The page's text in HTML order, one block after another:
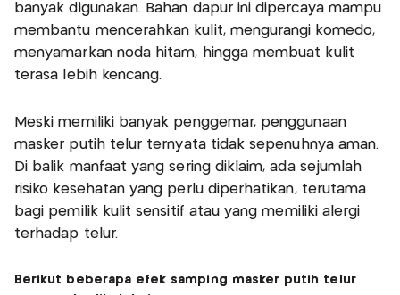
banyak digunakan. Bahan dapur ini dipercaya mampu
membantu mencerahkan kulit, mengurangi komedo,
menyamarkan noda hitam, hingga membuat kulit
terasa lebih kencang.
Meski memiliki banyak penggemar, penggunaan
masker putih telur ternyata tidak sepenuhnya aman.
Di balik manfaat yang sering diklaim, ada sejumlah
risiko kesehatan yang perlu diperhatikan, terutama
bagi pemilik kulit sensitif atau yang memiliki alergi
terhadap telur.
Berikut beberapa efek samping masker putih telur